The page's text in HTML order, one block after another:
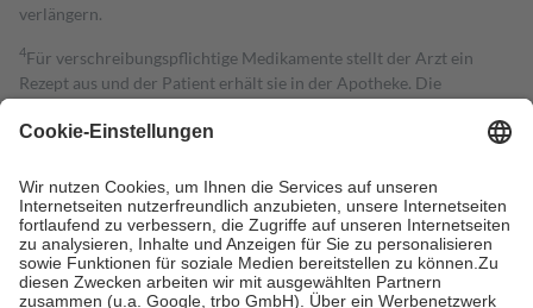
verlängern.
4Für verschreibungspflichtige Medikamente stellt der Arzt ein
Rezept aus und der Patient erhält sie in der Apotheke. Die
Kosten dafür, der Versicherte trägt einen Teil davon als Zuzahlung
Grundsätzlich leisten Mitglieder Zuzahlungen in Höhe von zehn
Prozent des Abgabepreises,mindestensjedochfünf Euround
höchstens zehn Euro.Es sind jedoch nie mehr als die tatsächlichen
Kosten der Leistung zu entrichten.
Diese Regeln gelten grundsätzlich auch für Online-Apotheken.